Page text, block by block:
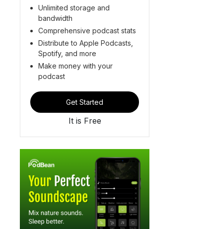
Unlimited storage and
bandwidth
Comprehensive podcast stats
Distribute to Apple Podcasts,
Spotify, and more
Make money with your
podcast
Get Started
It is Free